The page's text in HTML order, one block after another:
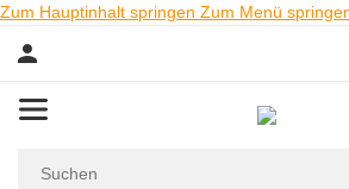
Zum Hauptinhalt springen Zum Menü